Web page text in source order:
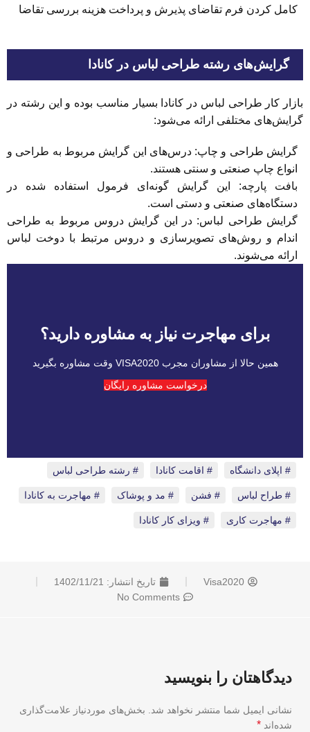
کامل کردن فرم تقاضای پذیرش و پرداخت هزینه بررسی تقاضا
گرایش‌های رشته طراحی لباس در کانادا
بازار کار طراحی لباس در کانادا بسیار مناسب بوده و این رشته در
گرایش‌های مختلفی ارائه می‌شود:
گرایش طراحی و چاپ: درس‌های این گرایش مربوط به طراحی و
انواع چاپ صنعتی و سنتی هستند.
بافت پارچه: این گرایش گونه‌ای فرمول استفاده شده در
دستگاه‌های صنعتی و دستی است.
گرایش طراحی لباس: در این گرایش دروس مربوط به طراحی
اندام و روش‌های تصویرسازی و دروس مرتبط با دوخت لباس
ارائه می‌شوند.
برای مهاجرت نیاز به مشاوره دارید؟
همین حالا از مشاوران مجرب VISA2020 وقت مشاوره بگیرید
درخواست مشاوره رایگان
اپلای دانشگاه اقامت کانادا رشته طراحی لباس
طراح لباس فشن مد و پوشاک مهاجرت به کانادا
مهاجرت کاری ویزای کار کانادا
Visa2020 تاریخ انتشار: 1402/11/21
No Comments
دیدگاهتان را بنویسید
نشانی ایمیل شما منتشر نخواهد شد.
بخش‌های موردنیاز علامت‌گذاری
شده‌اند *